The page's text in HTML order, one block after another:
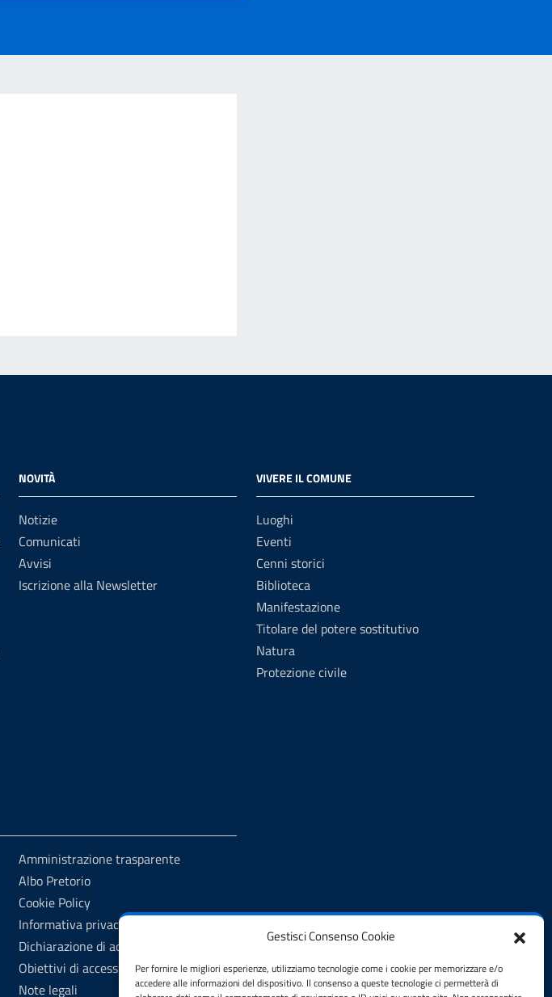
Gestisci Consenso Cookie
Per fornire le migliori esperienze, utilizziamo tecnologie come i cookie per memorizzare e/o
accedere alle informazioni del dispositivo. Il consenso a queste tecnologie ci permetterà di
NOVITÀ
Notizie
Comunicati
Avvisi
Iscrizione alla Newsletter
VIVERE IL COMUNE
Luoghi
Eventi
Cenni storici
Biblioteca
Manifestazione
Titolare del potere sostitutivo
Natura
Protezione civile
Amministrazione trasparente
Albo Pretorio
Cookie Policy
Informativa privacy
Dichiarazione di accessibilità
Obiettivi di accessibilità
Note legali